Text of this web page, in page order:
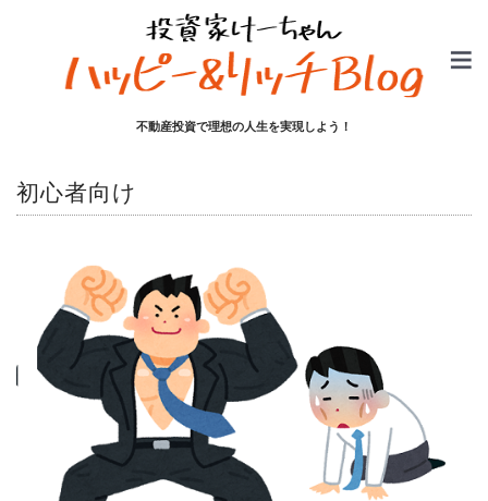
不動産投資で理想の人生を実現しよう！
初心者向け